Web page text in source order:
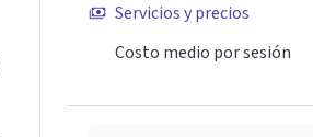
Servicios y precios
Costo medio por sesión